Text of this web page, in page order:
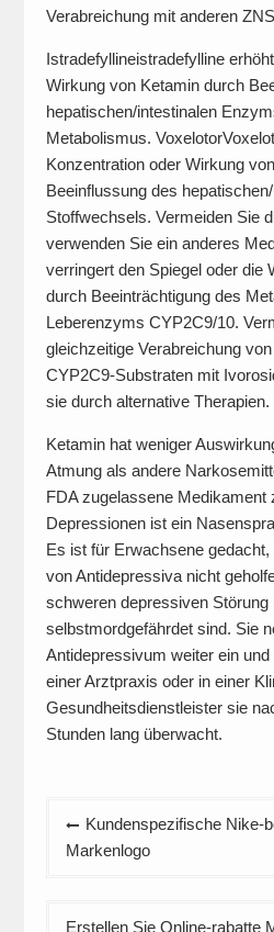
Verabreichung mit anderen
Istradefyllineistradefylline
Wirkung von Ketamin durch
hepatischen/intestinalen
Metabolismus.
Konzentration oder Wirkung
Beeinflussung des
Stoffwechsels. Vermeiden Sie
verwenden Sie ein anderes
verringert den Spiegel oder die
durch Beeinträchtigung des
Leberenzyms CYP2C9/10.
gleichzeitige Verabreichung
CYP2C9-Substraten mit
sie durch alternative Therapien.
Ketamin hat weniger
Atmung als andere
FDA zugelassene Medikament
Depressionen ist ein
Es ist für Erwachsene
von Antidepressiva nicht
schweren depressiven Störung
selbstmordgefährdet sind. Sie
Antidepressivum weiter ein
einer Arztpraxis oder in einer
Gesundheitsdienstleister sie
Stunden lang überwacht.
Beitrags-
Navigation
Kundenspezifische Nike-
Markenlogo
Erstellen Sie Online-rabatte